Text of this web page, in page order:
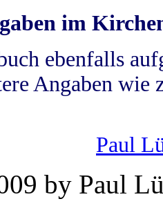
im
ebenfalls
Angaben wie
Paul
by Paul